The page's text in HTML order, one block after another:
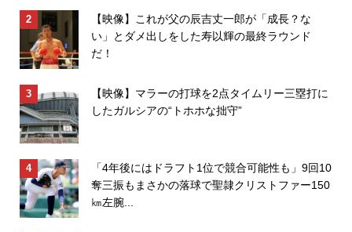
【映像】これが父の辰吉丈一郎が「成長？な
い」とダメ出しをした寿以輝の最終ラウンド
だ！
【映像】マラーの打球を2点タイムリー三塁打に
したガルシアの“トホホな拙守”
「4年後にはドラフト1位で競合可能性も」9回10
奪三振もまさかの落球で聖隷クリストファー150
㎞左腕...